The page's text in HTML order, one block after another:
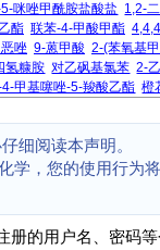
咪唑甲酰胺盐酸盐 1,2-
酯 联苯-4-甲酸甲酯
唑 9-蒽甲酸 2-(苯氧基
氢糠胺 对乙砜基氯苯 2-
甲基噻唑-5-羧酸乙酯 橙
细阅读本声明。
学，您的使用行为
册的用户名、密码